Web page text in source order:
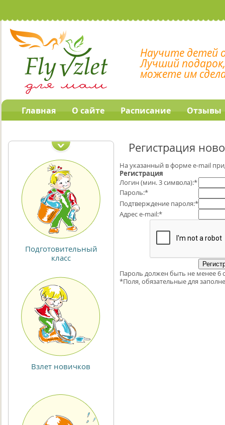
Научите детей
Лучший
можете им
Главная О сайте Расписание Отзывы
программы
Подготовительный
класс
Взлет новичков
Регистрация
На указанный в форме e-mail
Регистрация
Логин (мин. 3 символа):*
Пароль:*
Подтверждение пароля:*
Адрес e-mail:*
Пароль должен быть не менее 6
*Поля, обязательные для